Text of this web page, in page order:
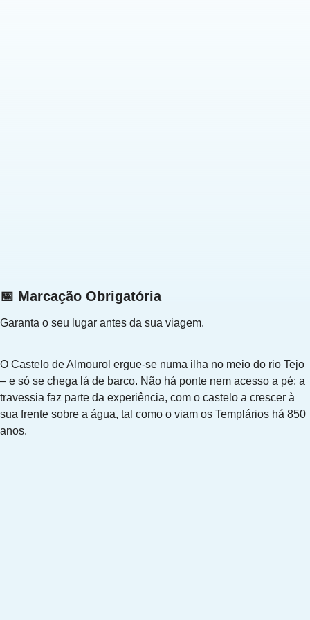
📅 Marcação Obrigatória
Garanta o seu lugar antes da sua viagem.
O Castelo de Almourol ergue-se numa ilha no meio do rio Tejo
– e só se chega lá de barco. Não há ponte nem acesso a pé: a
travessia faz parte da experiência, com o castelo a crescer à
sua frente sobre a água, tal como o viam os Templários há 850
anos.